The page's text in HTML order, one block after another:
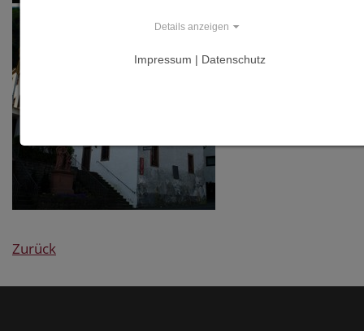
Zurück
Details anzeigen
Impressum | Datenschutz